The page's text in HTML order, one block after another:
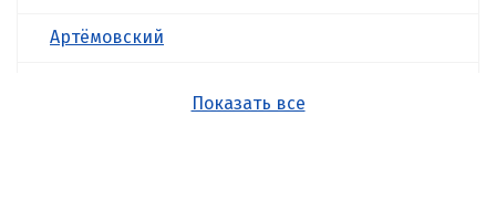
Артёмовский
Показать все